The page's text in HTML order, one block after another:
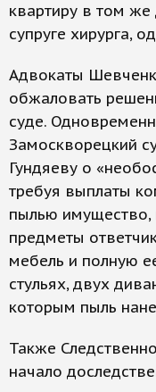
квартиру в том
супруге хирурга,
Адвокаты
обжаловать
суде.
Замоскворецкий
Гундяеву о
требуя выплаты
пылью имущество,
предметы
мебель и полную
стульях, двух
которым пыль
Также
начало